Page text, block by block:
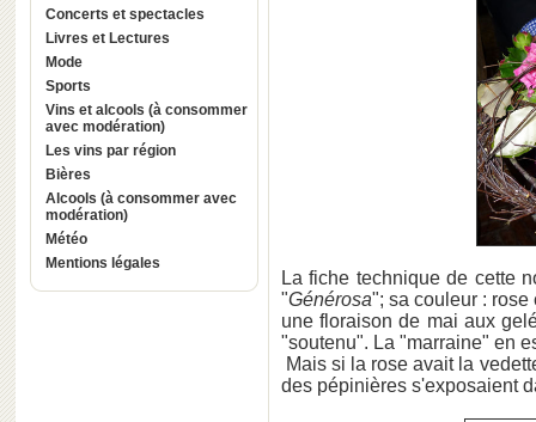
Concerts et spectacles
Livres et Lectures
Mode
Sports
Vins et alcools (à consommer
avec modération)
Les vins par région
Bières
Alcools (à consommer avec
modération)
Météo
Mentions légales
La fiche technique de cette
"Générosa"; sa couleur : rose
une floraison de mai aux
"soutenu". La "marraine" en
Mais si la rose avait la
des pépinières s'exposaient